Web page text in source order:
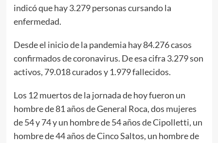
indicó que hay 3.279 personas cursando la
enfermedad.
Desde el inicio de la pandemia hay 84.276 casos
confirmados de coronavirus. De esa cifra 3.279 son
activos, 79.018 curados y 1.979 fallecidos.
Los 12 muertos de la jornada de hoy fueron un
hombre de 81 años de General Roca, dos mujeres
de 54 y 74 y un hombre de 54 años de Cipolletti, un
hombre de 44 años de Cinco Saltos, un hombre de